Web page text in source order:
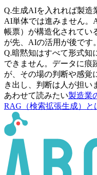
Q.生成AIを入れれば製造
AI単体では進みません。
帳票）が構造化されてい
が先、AIの活用が後です。
Q.暗黙知はすべて形式知
できません。データに痕
が、その場の判断や感覚
き出し、判断は人が担い
あわせて読みたい製造業
RAG（検索拡張生成）と